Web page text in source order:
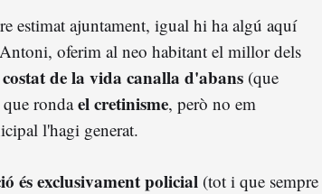
estimat ajuntament, igual hi ha algú aquí
oferim al neo habitant el millor dels
de la vida canalla d'abans (que
rondael cretinisme, però no em
l'hagi generat.
és exclusivament policial (tot i que sempre